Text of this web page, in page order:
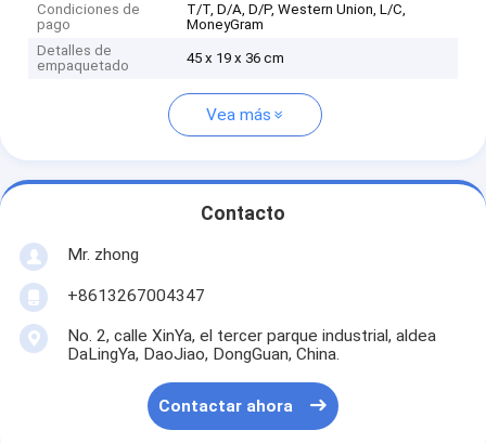
Condiciones de
pago
T/T, D/A, D/P, Western Union, L/C,
MoneyGram
Detalles de
empaquetado
45 x 19 x 36 cm
Vea más
Contacto
Mr. zhong
+8613267004347
No. 2, calle XinYa, el tercer parque industrial, aldea
DaLingYa, DaoJiao, DongGuan, China.
Contactar ahora